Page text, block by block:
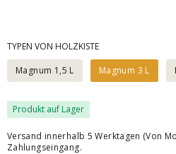
TYPEN VON HOLZKISTE
Magnum 1,5 L
Magnum 3 L
Produkt auf Lager
Versand innerhalb 5 Werktagen (Von
Zahlungseingang.